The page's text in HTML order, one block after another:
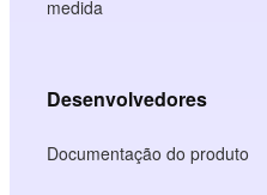
medida
Desenvolvedores
Documentação do produto